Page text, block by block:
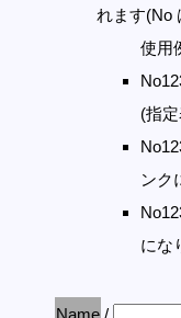
れます(No
使用
(指定
ンク
にな